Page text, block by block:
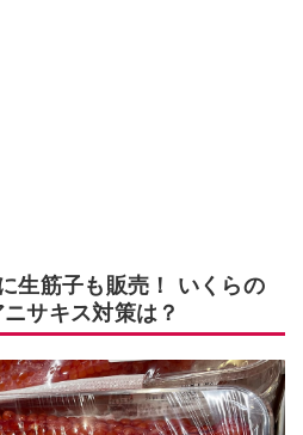
生筋子も販売！ いくらの
サキス対策は？